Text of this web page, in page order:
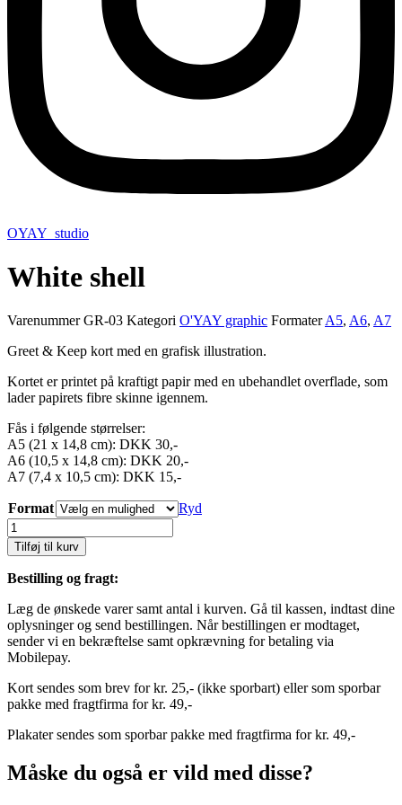
OYAY_studio
White shell
VarenummerGR-03 Kategori O'YAY graphic FormaterA5, A6, A7
Greet & Keep kort med en grafisk illustration.
Kortet er printet på kraftigt papir med en ubehandlet overflade, som
lader papirets fibre skinne igennem.
Fås i følgende størrelser:
A5 (21 x 14,8 cm): DKK 30,-
A6 (10,5 x 14,8 cm): DKK 20,-
A7 (7,4 x 10,5 cm): DKK 15,-
Format
Ryd
White
shell
antal
Tilføj til kurv
Bestilling og fragt:
Læg de ønskede varer samt antal i kurven. Gå til kassen, indtast dine
oplysninger og send bestillingen. Når bestillingen er modtaget,
sender vi en bekræftelse samt opkrævning for betaling via
Mobilepay.
Kort sendes som brev for kr. 25,- (ikke sporbart) eller som sporbar
pakke med fragtfirma for kr. 49,-
Plakater sendes som sporbar pakke med fragtfirma for kr. 49,-
Måske du også er vild med disse?